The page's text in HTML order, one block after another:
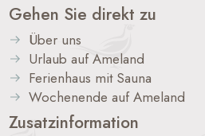
Gehen Sie direkt zu
Über uns
Urlaub auf Ameland
Ferienhaus mit Sauna
Wochenende auf Ameland
Zusatzinformation